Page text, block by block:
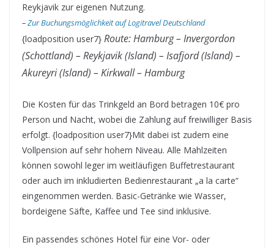
Reykjavik zur eigenen Nutzung.
–Zur Buchungsmöglichkeit auf Logitravel Deutschland
{loadposition user7} Route: Hamburg – Invergordon
(Schottland) – Reykjavik (Island) – Isafjord (Island) –
Akureyri (Island) – Kirkwall – Hamburg
Die Kosten für das Trinkgeld an Bord betragen 10€ pro
Person und Nacht, wobei die Zahlung auf freiwilliger Basis
erfolgt. {loadposition user7}Mit dabei ist zudem eine
Vollpension auf sehr hohem Niveau. Alle Mahlzeiten
können sowohl leger im weitläufigen Buffetrestaurant
oder auch im inkludierten Bedienrestaurant „a la carte“
eingenommen werden. Basic-Getränke wie Wasser,
bordeigene Säfte, Kaffee und Tee sind inklusive.
Ein passendes schönes Hotel für eine Vor- oder